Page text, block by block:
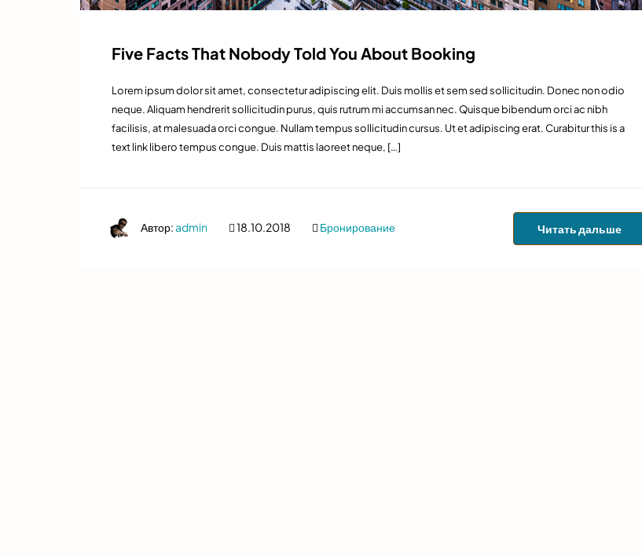
Five Facts That Nobody Told You About Booking
Lorem ipsum dolor sit amet, consectetur adipiscing elit. Duis mollis et sem sed sollicitudin. Donec non odio
neque. Aliquam hendrerit sollicitudin purus, quis rutrum mi accumsan nec. Quisque bibendum orci ac nibh
facilisis, at malesuada orci congue. Nullam tempus sollicitudin cursus. Ut et adipiscing erat. Curabitur this is a
text link libero tempus congue. Duis mattis laoreet neque, […]
Автор:admin 18.10.2018 Бронирование Читать дальше